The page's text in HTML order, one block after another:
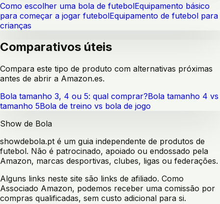
Como escolher uma bola de futebolEquipamento básico
para começar a jogar futebolEquipamento de futebol para
crianças
Comparativos úteis
Compara este tipo de produto com alternativas próximas
antes de abrir a Amazon.es.
Bola tamanho 3, 4 ou 5: qual comprar?Bola tamanho 4 vs
tamanho 5Bola de treino vs bola de jogo
Show de Bola
showdebola.pt é um guia independente de produtos de
futebol. Não é patrocinado, apoiado ou endossado pela
Amazon, marcas desportivas, clubes, ligas ou federações.
Alguns links neste site são links de afiliado. Como
Associado Amazon, podemos receber uma comissão por
compras qualificadas, sem custo adicional para si.